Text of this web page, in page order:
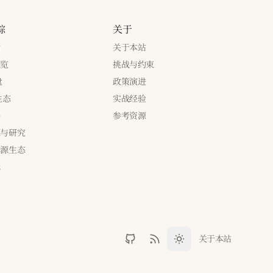
态
研究
生态
关于
关于本站
挑战与约束
政策演进
实战经验
参考资源
关于本站